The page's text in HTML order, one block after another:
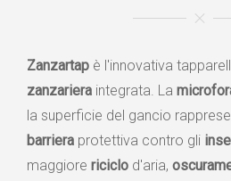
Zanzartap è l'innovativa
zanzariera integrata. La
la superficie del gancio
barriera protettiva contro gli
maggiore riciclo d'aria,